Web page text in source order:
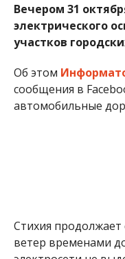
Вечером 31
электрического
участков
Об этом
сообщения в
автомобильные
темно, поэтому для
страшен и без